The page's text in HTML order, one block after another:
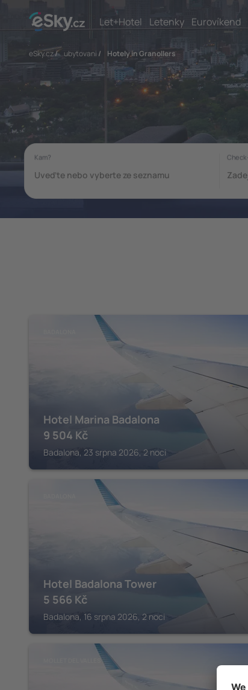
Let+Hotel Letenky Eurovíkend
eSky.cz/ ubytovani / Hotely in Granollers
Hotel Marina Badalona
9 504 Kč
Badalona, 23 srpna 2026, 2 noci
Hotel Badalona Tower
5 566 Kč
Badalona, 16 srpna 2026, 2 noci